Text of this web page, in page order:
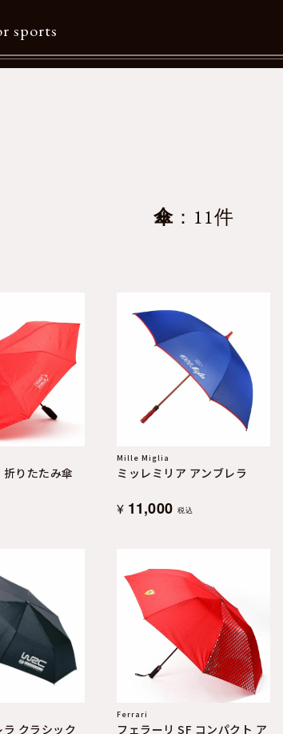
sports
傘：11件
りたたみ傘
Mille Miglia
ミッレミリア アンブレラ
¥ 11,000 税込
クラシック
Ferrari
フェラーリ SF コンパクト ア